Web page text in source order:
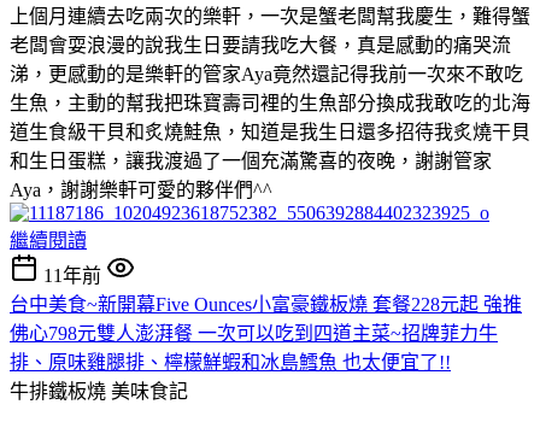
上個月連續去吃兩次的樂軒，一次是蟹老闆幫我慶生，難得蟹
老闆會耍浪漫的說我生日要請我吃大餐，真是感動的痛哭流
涕，更感動的是樂軒的管家Aya竟然還記得我前一次來不敢吃
生魚，主動的幫我把珠寶壽司裡的生魚部分換成我敢吃的北海
道生食級干貝和炙燒鮭魚，知道是我生日還多招待我炙燒干貝
和生日蛋糕，讓我渡過了一個充滿驚喜的夜晚，謝謝管家
Aya，謝謝樂軒可愛的夥伴們^^
繼續閱讀
11年前
台中美食~新開幕Five Ounces小富豪鐵板燒 套餐228元起 強推
佛心798元雙人澎湃餐 一次可以吃到四道主菜~招牌菲力牛
排、原味雞腿排、檸檬鮮蝦和冰島鱈魚 也太便宜了!!
牛排鐵板燒 美味食記